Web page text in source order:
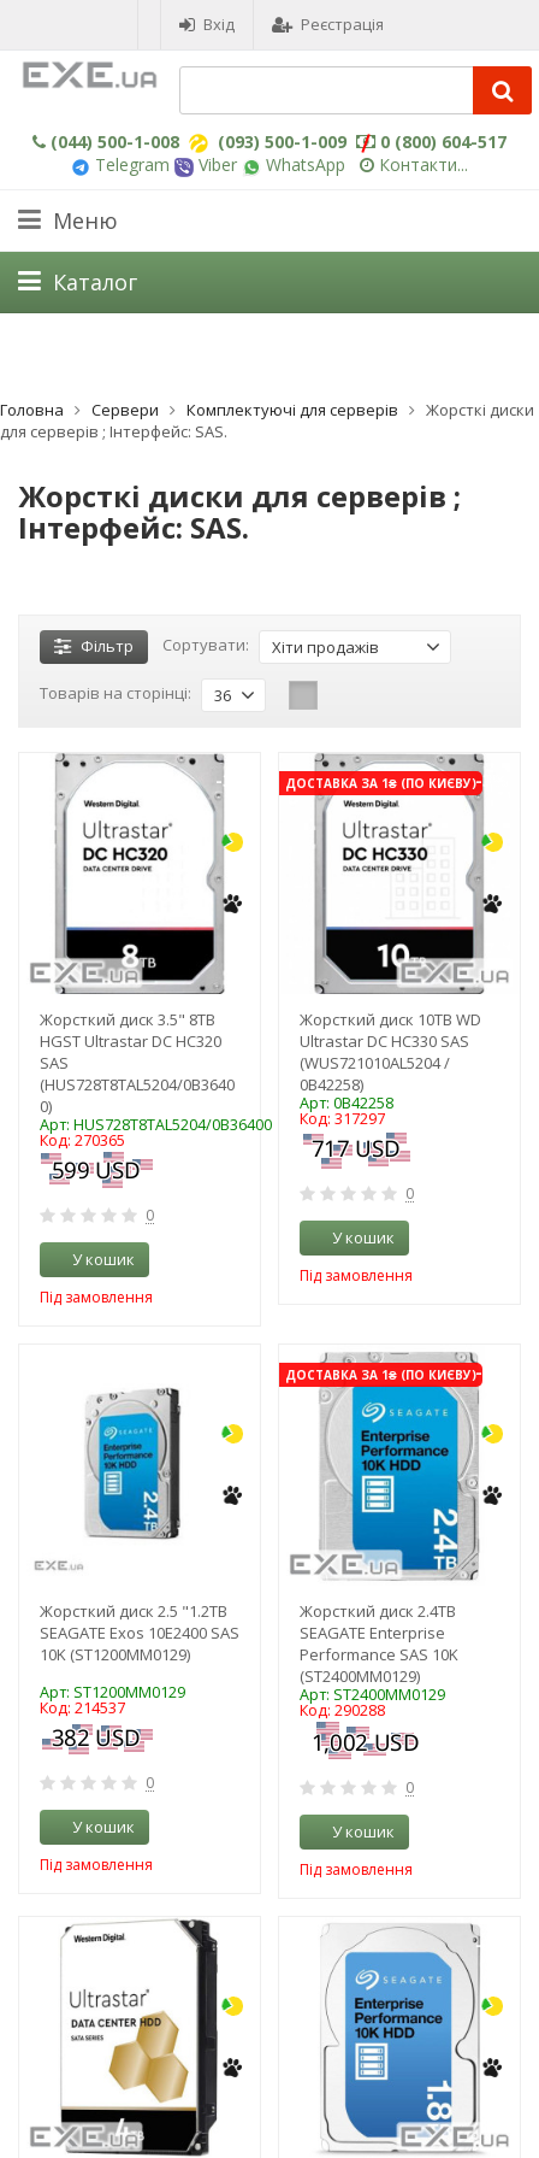
Вхід Реєстрація
(044) 500-1-008 (093) 500-1-009
0 (800) 604-517
Telegram
Viber WhatsApp Контакти...
Меню
Каталог
Головна Сервери Комплектуючі для серверів
Жорсткі диски
для серверів ; Інтерфейс: SAS.
Жорсткі диски для серверів ;
Інтерфейс: SAS.
Фільтр Сортувати: Хіти продажів
Товарів на сторінці: 36
-3%
Жорсткий диск 3.5" 8TB
HGST Ultrastar DC HC320
SAS
(HUS728T8TAL5204/0B3640
0)
Арт: HUS728T8TAL5204/0B36400
Код: 270365
0
У кошик
Під замовлення
ДОСТАВКА ЗА 1₴ (ПО КИЄВУ)-3%
Жорсткий диск 10TB WD
Ultrastar DC HC330 SAS
(WUS721010AL5204 /
0B42258)
Арт: 0B42258
Код: 317297
0
У кошик
Під замовлення
Жорсткий диск 2.5 "1.2TB
SEAGATE Exos 10E2400 SAS
10K (ST1200MM0129)
Арт: ST1200MM0129
Код: 214537
0
У кошик
Під замовлення
ДОСТАВКА ЗА 1₴ (ПО КИЄВУ)-3%
Жорсткий диск 2.4TB
SEAGATE Enterprise
Performance SAS 10K
(ST2400MM0129)
Арт: ST2400MM0129
Код: 290288
0
У кошик
Під замовлення
-3% -3%